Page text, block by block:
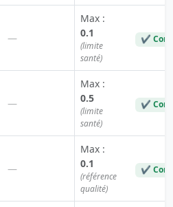
—
Max :
0.1
(limite
santé)
✔
—
Max :
0.5
(limite
santé)
✔
—
Max :
0.1
(référence
qualité)
✔